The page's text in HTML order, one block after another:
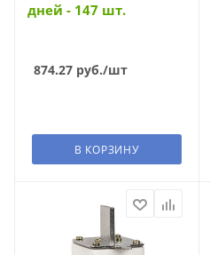
дней - 147 шт.
874.27 руб./шт
В КОРЗИНУ